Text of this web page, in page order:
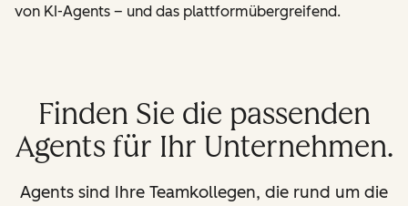
von KI-Agents – und das plattformübergreifend.
Finden Sie die passenden
Agents für Ihr Unternehmen.
Agents sind Ihre Teamkollegen, die rund um die